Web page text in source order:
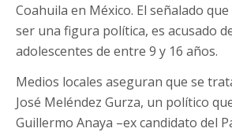
Coahuila en México. El señalado
ser una figura política, es acusado
adolescentes de entre 9 y 16 años.
Medios locales aseguran que se
José Meléndez Gurza, un político
Guillermo Anaya –ex candidato del